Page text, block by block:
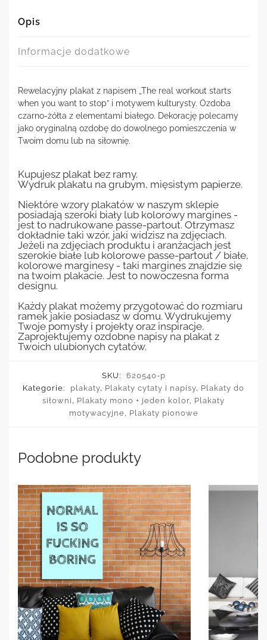
Opis
Informacje dodatkowe
Rewelacyjny plakat z napisem „The real workout starts
when you want to stop” i motywem kulturysty. Ozdoba
czarno-żółta z elementami białego. Dekorację polecamy
jako oryginalną ozdobę do dowolnego pomieszczenia w
Twoim domu lub na siłownię.
Kupujesz plakat bez ramy.
Wydruk plakatu na grubym, mięsistym papierze.
Niektóre wzory plakatów w naszym sklepie
posiadają szeroki biały lub kolorowy margines -
jest to nadrukowane passe-partout. Otrzymasz
dokładnie taki wzór, jaki widzisz na zdjęciach.
Jeżeli na zdjęciach produktu i aranżacjach jest
szerokie białe lub kolorowe passe-partout / białe,
kolorowe marginesy - taki margines znajdzie się
na twoim plakacie. Jest to nowoczesna forma
designu.
Każdy plakat możemy przygotować do rozmiaru
ramek jakie posiadasz w domu. Wydrukujemy
Twoje pomysły i projekty oraz inspiracje.
Zaprojektujemy ozdobne napisy na plakat z
Twoich ulubionych cytatów.
SKU:
620540-p
Kategorie:
plakaty, Plakaty cytaty i napisy, Plakaty do
siłowni , Plakaty mono + jeden kolor, Plakaty
motywacyjne, Plakaty pionowe
Podobne produkty